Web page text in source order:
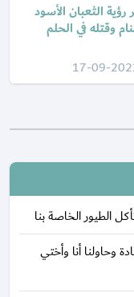
الثعبان الأسود
وقتله في الحلم
17-09-
الطيور الخاصة بنا
أنا وأختي